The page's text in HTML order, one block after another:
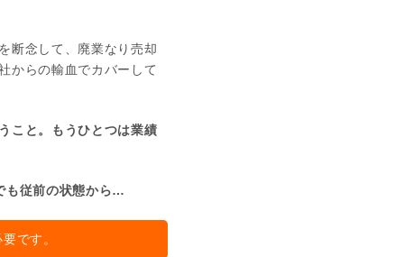
断念して、廃業なり売却
からの輸血でカバーして
こと。もうひとつは業績
も従前の状態から…
です。